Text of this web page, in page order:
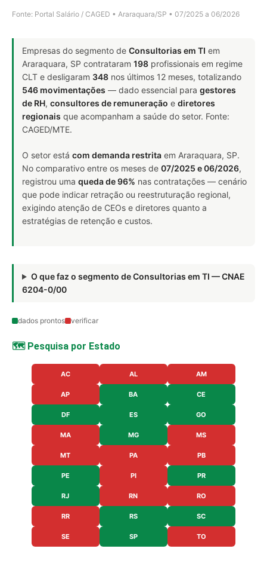
Fonte: Portal Salário / CAGED • Araraquara/SP • 07/2025 a 06/2026
Empresas do segmento de Consultorias em TI em
Araraquara, SP contrataram 198 profissionais em regime
CLT e desligaram 348 nos últimos 12 meses, totalizando
546 movimentações — dado essencial para gestores
de RH, consultores de remuneração e diretores
regionais que acompanham a saúde do setor. Fonte:
CAGED/MTE.
O setor está com demanda restrita em Araraquara, SP.
No comparativo entre os meses de 07/2025 e 06/2026,
registrou uma queda de 96% nas contratações — cenário
que pode indicar retração ou reestruturação regional,
exigindo atenção de CEOs e diretores quanto a
estratégias de retenção e custos.
O que faz o segmento de Consultorias em TI — CNAE
6204-0/00
dados prontos verificar
🗺️ Pesquisa por Estado
AC AL AM
AP BA CE
DF ES GO
MA MG MS
MT PA PB
PE PI PR
RJ RN RO
RR RS SC
SE SP TO